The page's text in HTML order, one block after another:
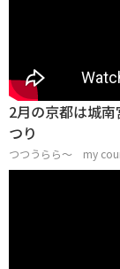
2月の京都は城
つり
つつうらら〜 my